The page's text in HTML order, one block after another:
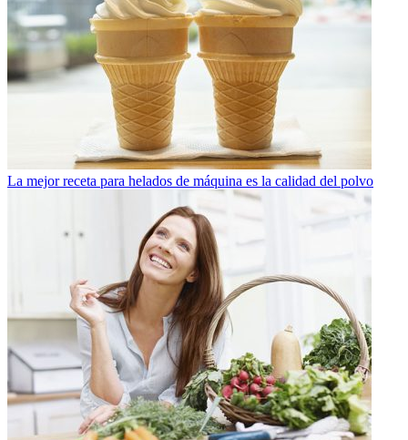
La mejor receta para helados de máquina es la calidad del polvo